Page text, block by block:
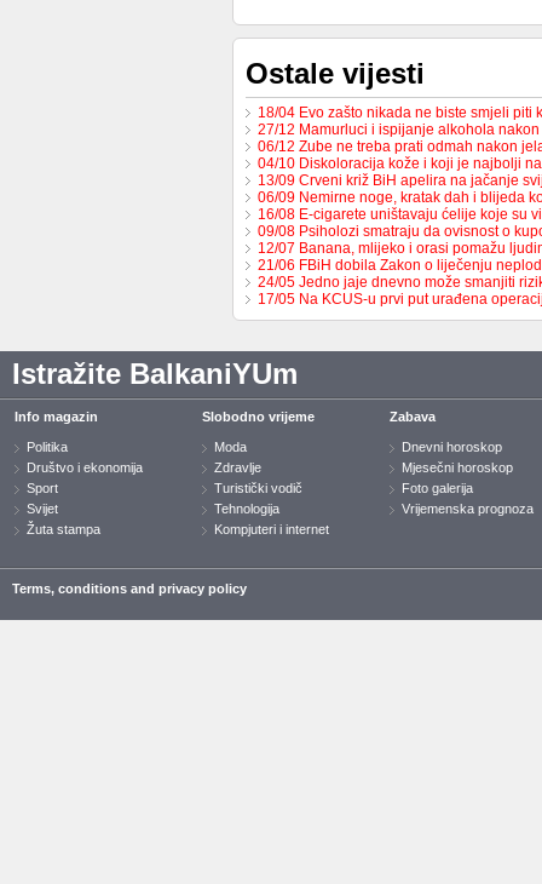
Ostale vijesti
18/04 Evo zašto nikada ne biste smjeli piti
27/12 Mamurluci i ispijanje alkohola
06/12 Zube ne treba prati odmah nakon
04/10 Diskoloracija kože i koji je najbolji
13/09 Crveni križ BiH apelira na jačanje
06/09 Nemirne noge, kratak dah i blijeda
16/08 E-cigarete uništavaju ćelije koje su
09/08 Psiholozi smatraju da ovisnost o
12/07 Banana, mlijeko i orasi pomažu
21/06 FBiH dobila Zakon o liječenju
24/05 Jedno jaje dnevno može smanjiti
17/05 Na KCUS-u prvi put urađena
Istražite BalkaniYUm
Info magazin
Politika
Društvo i ekonomija
Sport
Svijet
Žuta stampa
Slobodno vrijeme
Moda
Zdravlje
Turistički vodič
Tehnologija
Kompjuteri i internet
Zabava
Dnevni horoskop
Mjesečni horoskop
Foto galerija
Vrijemenska prognoza
Terms, conditions and privacy policy